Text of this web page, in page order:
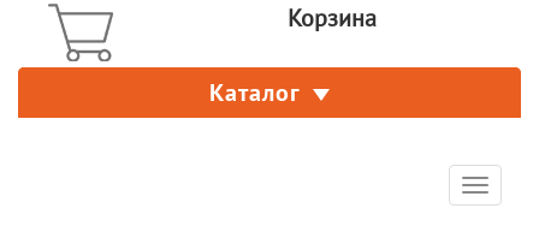
Корзина
Каталог
Toggle